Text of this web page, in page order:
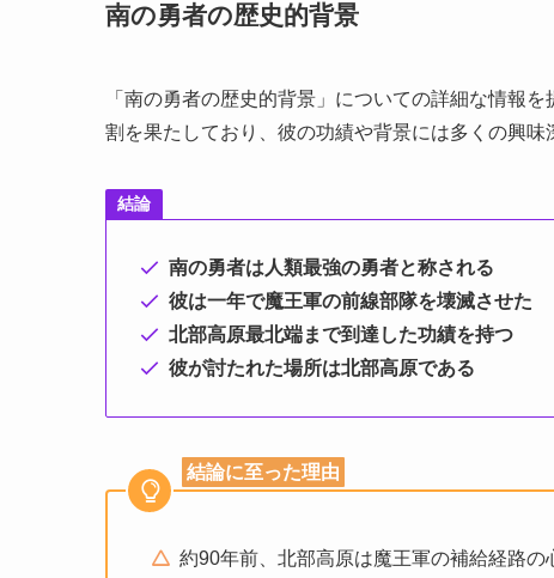
南の勇者の歴史的背景
「南の勇者の歴史的背景」についての詳細な情報
割を果たしており、彼の功績や背景には多くの興味
結論
南の勇者は人類最強の勇者と称される
彼は一年で魔王軍の前線部隊を壊滅させた
北部高原最北端まで到達した功績を持つ
彼が討たれた場所は北部高原である
結論に至った理由
約90年前、北部高原は魔王軍の補給経路の